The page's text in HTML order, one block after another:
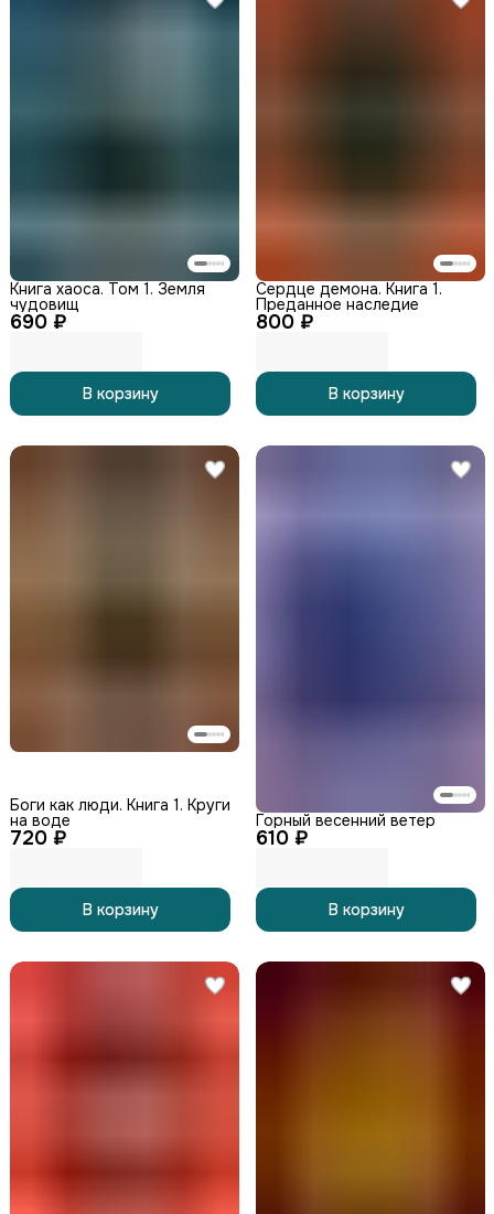
690 ₽
Книга хаоса. Том 1. Земля
чудовищ
В корзину
800 ₽
Сердце демона. Книга 1.
Преданное наследие
В корзину
720 ₽
Боги как люди. Книга 1. Круги
на воде
В корзину
610 ₽
Горный весенний ветер
В корзину